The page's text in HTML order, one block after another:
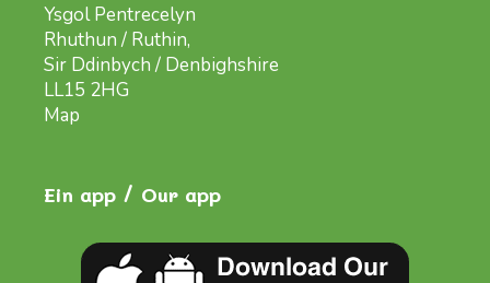
Ysgol Pentrecelyn
Rhuthun / Ruthin,
Sir Ddinbych / Denbighshire
LL15 2HG
Map
Ein app / Our app